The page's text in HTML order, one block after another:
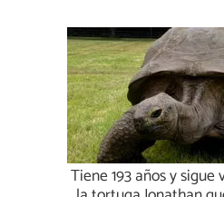
Tiene 193 años y